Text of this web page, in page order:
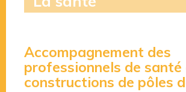
Accompagnement des
professionnels de santé
constructions de pôles